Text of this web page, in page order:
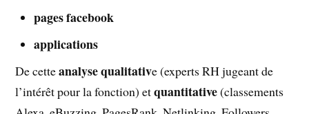
pages facebook
applications
De cetteanalyse qualitative (experts RH jugeant de
l’intérêt pour la fonction) etquantitative(classements